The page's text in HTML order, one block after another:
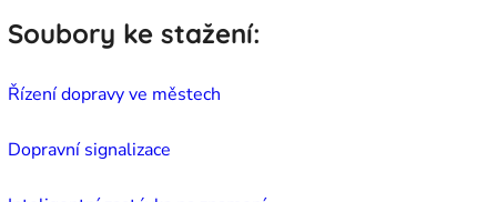
Soubory ke stažení:
Řízení dopravy ve městech
Dopravní signalizace